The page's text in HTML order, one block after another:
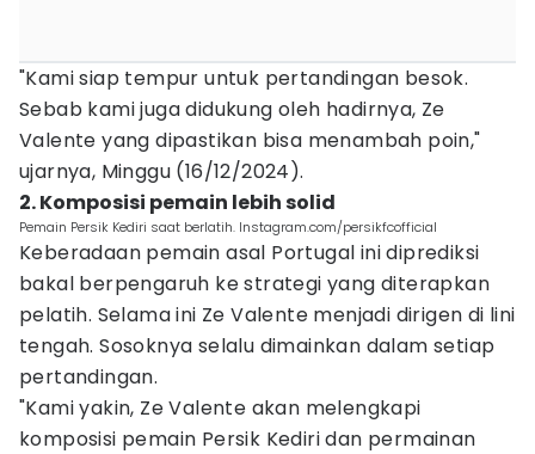
"Kami siap tempur untuk pertandingan besok.
Sebab kami juga didukung oleh hadirnya, Ze
Valente yang dipastikan bisa menambah poin,"
ujarnya, Minggu (16/12/2024).
2. Komposisi pemain lebih solid
Pemain Persik Kediri saat berlatih. Instagram.com/persikfcofficial
Keberadaan pemain asal Portugal ini diprediksi
bakal berpengaruh ke strategi yang diterapkan
pelatih. Selama ini Ze Valente menjadi dirigen di lini
tengah. Sosoknya selalu dimainkan dalam setiap
pertandingan.
"Kami yakin, Ze Valente akan melengkapi
komposisi pemain Persik Kediri dan permainan